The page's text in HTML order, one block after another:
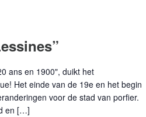
ans en 1900", duikt het
Het einde van de 19e en het begin
voor de stad van porfier.
en […]